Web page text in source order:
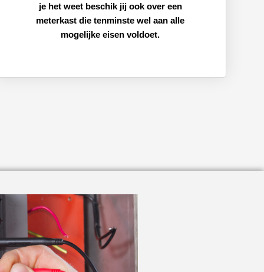
je het weet beschik jij ook over een
meterkast die tenminste wel aan alle
mogelijke eisen voldoet.